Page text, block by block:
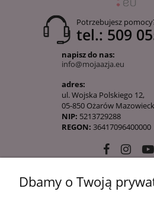
Potrzebujesz
tel.: 509
napisz do nas:
info@mojaazja.eu
adres:
ul. Wojska Polskiego 12,
05-850 Ożarów
NIP: 5213729288
REGON: 36417096400000
10 KROKÓW
Dbamy o Twoją